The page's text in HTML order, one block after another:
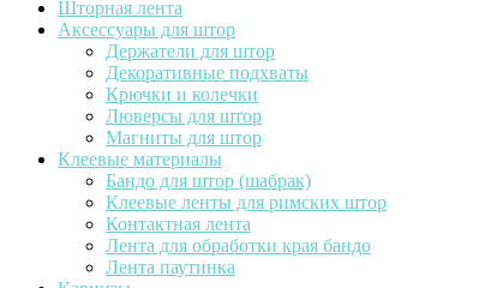
Шторная лента
Аксессуары для штор
Держатели для штор
Декоративные подхваты
Крючки и колечки
Люверсы для штор
Магниты для штор
Клеевые материалы
Бандо для штор (шабрак)
Клеевые ленты для римских штор
Контактная лента
Лента для обработки края бандо
Лента паутинка